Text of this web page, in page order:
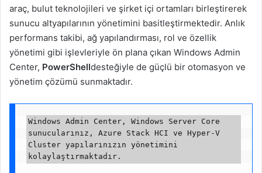
araç, bulut teknolojileri ve şirket içi ortamları birleştirerek
sunucu altyapılarının yönetimini basitleştirmektedir. Anlık
performans takibi, ağ yapılandırması, rol ve özellik
yönetimi gibi işlevleriyle ön plana çıkan Windows Admin
Center, PowerShelldesteğiyle de güçlü bir otomasyon ve
yönetim çözümü sunmaktadır.
Windows Admin Center, Windows Server Core
sunucularınız, Azure Stack HCI ve Hyper-V
Cluster yapılarınızın yönetimini